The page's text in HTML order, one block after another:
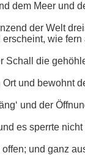
dem Meer und
der Welt
wie
Schall die
und bewohnt
und der
es sperrte
und ganz